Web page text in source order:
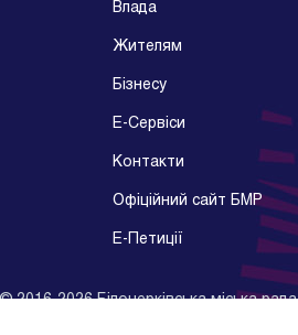
Влада
Жителям
Бізнесу
E-Cервіси
Контакти
Офіційний сайт БМР
E-Петиції
©2016-2026Білоцерківська міська рада